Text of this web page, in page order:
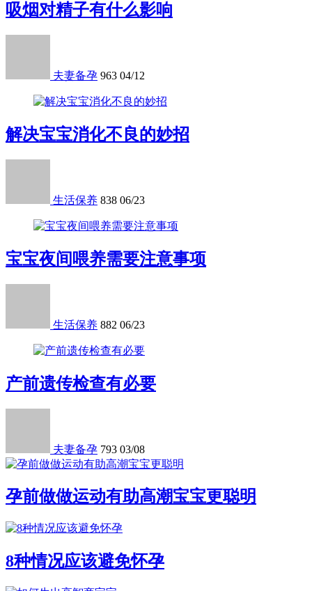
吸烟对精子有什么影响
夫妻备孕 963 04/12
解决宝宝消化不良的妙招
生活保养 838 06/23
宝宝夜间喂养需要注意事项
生活保养 882 06/23
产前遗传检查有必要
夫妻备孕 793 03/08
孕前做做运动有助高潮宝宝更聪明
8种情况应该避免怀孕